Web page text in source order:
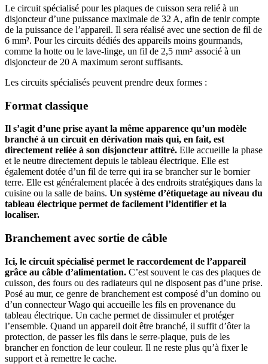
Le circuit spécialisé pour les plaques de cuisson sera relié à un
disjoncteur d’une puissance maximale de 32 A, afin de tenir compte
de la puissance de l’appareil. Il sera réalisé avec une section de fil de
6 mm². Pour les circuits dédiés des appareils moins gourmands,
comme la hotte ou le lave-linge, un fil de 2,5 mm² associé à un
disjoncteur de 20 A maximum seront suffisants.
Les circuits spécialisés peuvent prendre deux formes :
Format classique
Il s’agit d’une prise ayant la même apparence qu’un modèle
branché à un circuit en dérivation mais qui, en fait, est
directement reliée à son disjoncteur attitré. Elle accueille la phase
et le neutre directement depuis le tableau électrique. Elle est
également dotée d’un fil de terre qui ira se brancher sur le bornier
terre. Elle est généralement placée à des endroits stratégiques dans la
cuisine ou la salle de bains. Un système d’étiquetage au niveau du
tableau électrique permet de facilement l’identifier et la
localiser.
Branchement avec sortie de câble
Ici, le circuit spécialisé permet le raccordement de l’appareil
grâce au câble d’alimentation. C’est souvent le cas des plaques de
cuisson, des fours ou des radiateurs qui ne disposent pas d’une prise.
Posé au mur, ce genre de branchement est composé d’un domino ou
d’un connecteur Wago qui accueille les fils en provenance du
tableau électrique. Un cache permet de dissimuler et protéger
l’ensemble. Quand un appareil doit être branché, il suffit d’ôter la
protection, de passer les fils dans le serre-plaque, puis de les
brancher en fonction de leur couleur. Il ne reste plus qu’à fixer le
support et à remettre le cache.